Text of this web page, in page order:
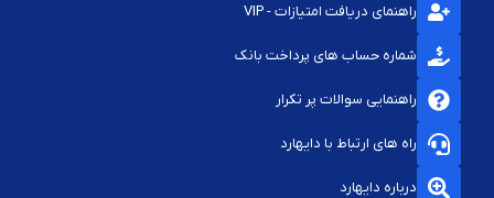
راهنمای دریافت امتیازات - VIP
شماره حساب های پرداخت بانک
راهنمایی سوالات پر تکرار
راه های ارتباط با دایهارد
درباره دایهارد